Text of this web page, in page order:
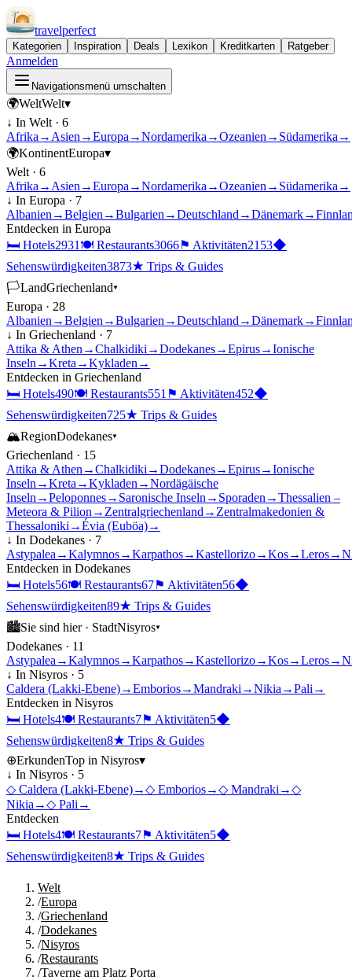
travelperfect
Kategorien Inspiration Deals Lexikon Kreditkarten Ratgeber
Anmelden
Navigationsmenü umschalten
🌍WeltWelt▾
↓ In Welt · 6
Afrika → Asien →Europa →Nordamerika →Ozeanien → Südamerika →
🌍KontinentEuropa▾
Welt · 6
Afrika → Asien →Europa →Nordamerika →Ozeanien → Südamerika →
↓ In Europa · 7
Albanien →Belgien →Bulgarien →Deutschland →Dänemark→
Entdecken in Europa
🛏 Hotels2931 🍽 Restaurants3066⚑ Aktivitäten2153◆
Sehenswürdigkeiten3873★ Trips & Guides
🏳LandGriechenland▾
Europa · 28
Albanien →Belgien →Bulgarien →Deutschland →Dänemark→
↓ In Griechenland · 7
Attika & Athen →Chalkidiki →Dodekanes→Epirus→Ionische
Inseln →Kreta →Kykladen →
Entdecken in Griechenland
🛏 Hotels490🍽 Restaurants551 ⚑ Aktivitäten452◆
Sehenswürdigkeiten725★ Trips & Guides
🏔RegionDodekanes▾
Griechenland · 15
Attika & Athen →Chalkidiki →Dodekanes→Epirus→Ionische
Inseln →Kreta →Kykladen →Nordägäische
Inseln →Peloponnes→ Saronische Inseln → Sporaden →Thessalien –
Meteora & Pilion → Zentralgriechenland → Zentralmakedonien &
Thessaloniki →Évia (Euböa)→
↓ In Dodekanes · 7
Astypalea →Kalymnos→Karpathos→Kastellorizo→Kos→Leros→
Entdecken in Dodekanes
🛏 Hotels56🍽 Restaurants67⚑ Aktivitäten56◆
Sehenswürdigkeiten89★ Trips & Guides
🏙Sie sind hier · StadtNisyros▾
Dodekanes · 11
Astypalea →Kalymnos→Karpathos→Kastellorizo→Kos→Leros→
↓ In Nisyros · 5
Caldera (Lakki-Ebene)→Emborios→Mandraki →Nikia →Pali →
Entdecken in Nisyros
🛏 Hotels4🍽 Restaurants7⚑ Aktivitäten5◆
Sehenswürdigkeiten8★ Trips & Guides
⊕ErkundenTop in Nisyros▾
↓ In Nisyros · 5
◇ Caldera (Lakki-Ebene)→◇ Emborios→◇ Mandraki →◇
Nikia →◇ Pali →
Entdecken
🛏 Hotels4🍽 Restaurants7⚑ Aktivitäten5◆
Sehenswürdigkeiten8★ Trips & Guides
Welt
/Europa
/Griechenland
/Dodekanes
/Nisyros
/Restaurants
/Taverne am Platz Porta